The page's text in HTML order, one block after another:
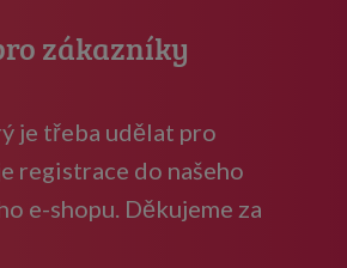
zákazníky
je třeba udělat pro
registrace do našeho
e-shopu. Děkujeme za